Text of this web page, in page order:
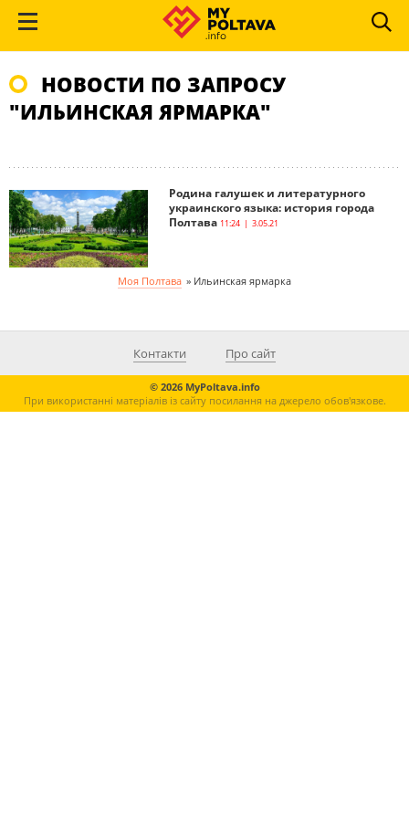
НОВОСТИ ПО ЗАПРОСУ
"ИЛЬИНСКАЯ ЯРМАРКА"
Родина галушек и литературного
украинского языка: история города
Полтава 11:24 | 3.05.21
Моя Полтава » Ильинская ярмарка
Контакти Про сайт
© 2026 MyPoltava.info
При використанні матеріалів із сайту посилання на джерело обов'язкове.